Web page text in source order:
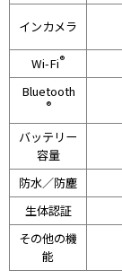
インカメラ
Wi-Fi®
Bluetooth
®
バッテリー
容量
防水／防塵
生体認証
その他の機
能